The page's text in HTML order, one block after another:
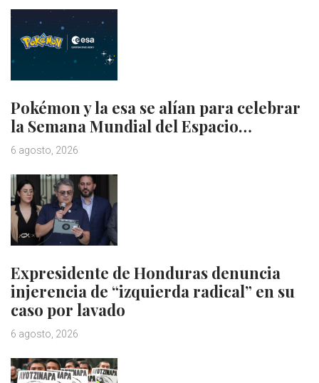
Pokémon y la esa se alían para celebrar
la Semana Mundial del Espacio…
6 agosto, 2026
Expresidente de Honduras denuncia
injerencia de “izquierda radical” en su
caso por lavado
6 agosto, 2026